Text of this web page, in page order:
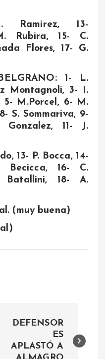
Ramirez, 13-
Rubira, 15- C.
Flores, 17- G.
1- L.
Montagnoli, 3- I.
5- M.Porcel, 6- M.
S. Sommariva, 9-
11- J.
13- P. Bocca, 14-
Becicca, 16- C.
Batallini, 18- A.
(muy buena)
DEFENSOR
ES
APLASTÓ A